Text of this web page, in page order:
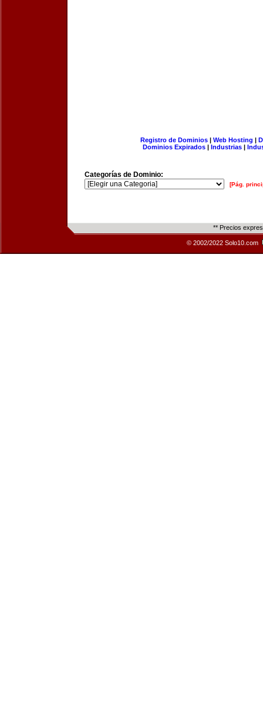
Registro de Dominios| Web Hosting |
Dominios Expirados | Industrias |
Categorías de Dominio:
[Pág.
** Precios
© 2002/2022 Solo10.com